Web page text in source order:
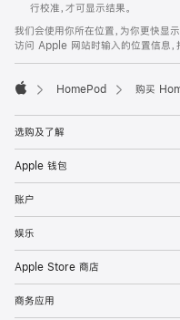
行校准，才可显示结果。
我们会使用你所在位置，为你更快显
访问 Apple 网站时输入的位置信息，
HomePod 购买
选购及了解
Apple 钱包
账户
娱乐
Apple Store 商店
商务应用